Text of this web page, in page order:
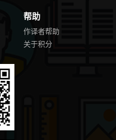
帮助
作译者帮助
关于积分